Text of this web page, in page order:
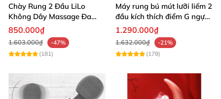
Chày Rung 2 Đầu LiLo
Không Dây Massage Đa
Năng Toả Nhiệt
850.000₫
1.603.000₫
-47%
(181)
Máy rung bú mút lưỡi liếm 2
đầu kích thích điểm G ngực
âm đạo
1.290.000₫
1.632.000₫
-21%
(178)